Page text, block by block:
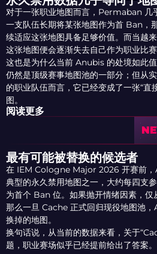
对于一张职业地图而言，Permaban 几
一支队伍长期将某张地图作为首 Ban，
续适应这张地图具备足够价值。而当越
这张地图便会逐渐失去自己作为职业比
这也是为什么当前 Anubis 的处境如此
仍然是顶级赛事地图池的一部分；但从
的职业队伍而言，它已经变成了一张“直
图。
阅读更多
最有可能被替换的候选者
在 IEM Cologne Major 2026 开赛前
典型的永久禁用地图之一，大约每四支
为首个 Ban 位。如果抛开情绪因素，仅
那么一旦 Cache 正式回归现役地图池
换掉的地图。
换句话说，从当前的数据来看，关于
题，职业赛场似乎已经提前给出了答案。